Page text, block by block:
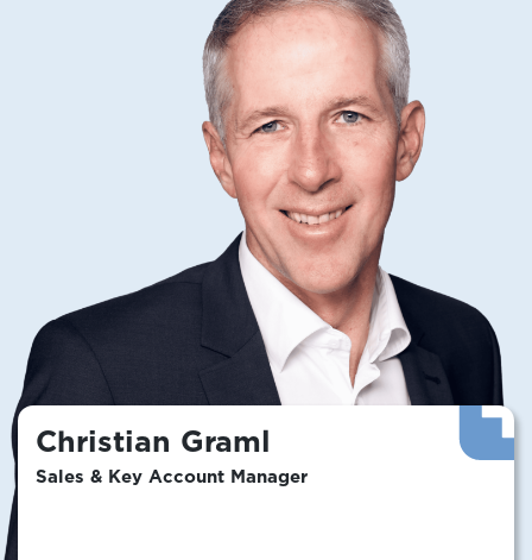
Christian Graml
Sales & Key Account Manager